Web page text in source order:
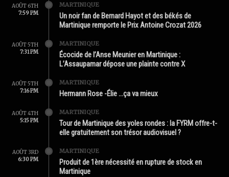
AOÛT 6TH
7:59 PM
MARTINIQUE
Un noir fan de Bernard Hayot et des békés de
Martinique remporte le Prix Antoine Crozat 2026
AOÛT 5TH
7:31 PM
MARTINIQUE
Écocide de l’Anse Meunier en Martinique :
L’Assaupamar dépose une plainte contre X
AOÛT 5TH
7:16 PM
MARTINIQUE
Hermann Rose -Élie …ça va mieux
AOÛT 4TH
5:15 PM
MARTINIQUE
Tour de Martinique des yoles rondes : la FYRM offre-t-
elle gratuitement son trésor audiovisuel ?
AOÛT 3RD
6:30 PM
MARTINIQUE
Produit de 1ère nécessité en rupture de stock en
Martinique